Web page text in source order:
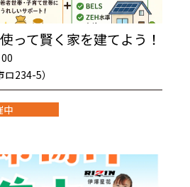
って賢く家を建てよう！
234-5）
中